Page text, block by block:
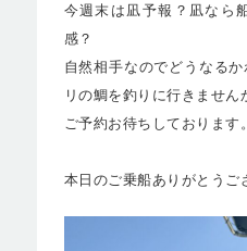
今週末は凪予報？凪なら
感？
自然相手なのでどうなる
リの鯛を釣りに行きません
ご予約お待ちしております。
本日のご乗船ありがとうご